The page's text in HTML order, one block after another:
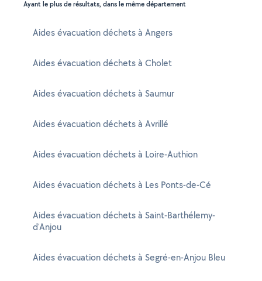
Ayant le plus de résultats, dans le même département
Aides évacuation déchets à Angers
Aides évacuation déchets à Cholet
Aides évacuation déchets à Saumur
Aides évacuation déchets à Avrillé
Aides évacuation déchets à Loire-Authion
Aides évacuation déchets à Les Ponts-de-Cé
Aides évacuation déchets à Saint-Barthélemy-
d'Anjou
Aides évacuation déchets à Segré-en-Anjou Bleu